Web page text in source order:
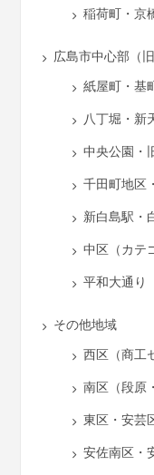
稲荷町・京
広島市中心部（旧
紙屋町・基
八丁堀・新
中央公園・
千田町地区
新白島駅・
中区（カテ
平和大通り
その他地域
西区（商工
南区（段原
東区・安芸
安佐南区・